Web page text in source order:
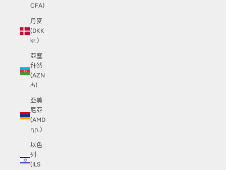
CFA)
丹麥
(DKK
kr.)
亞塞
拜然
(AZN
₼)
亞美
尼亞
(AMD
դր.)
以色
列
(ILS